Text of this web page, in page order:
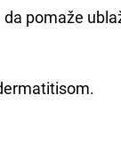
da pomaže